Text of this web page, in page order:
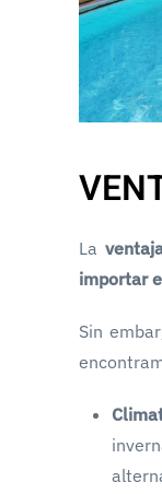
La
importar
Sin